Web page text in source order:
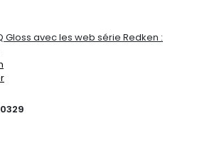
avec les web série Redken :